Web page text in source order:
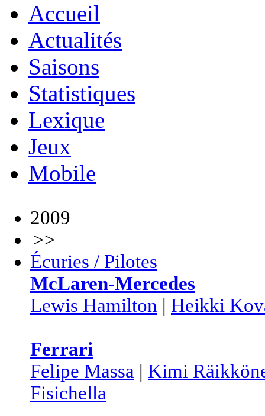
Accueil
Actualités
Saisons
Statistiques
Lexique
Jeux
Mobile
2009
>>
Écuries / Pilotes
McLaren-Mercedes
Lewis Hamilton | Heikki
Ferrari
Felipe Massa | Kimi
Fisichella